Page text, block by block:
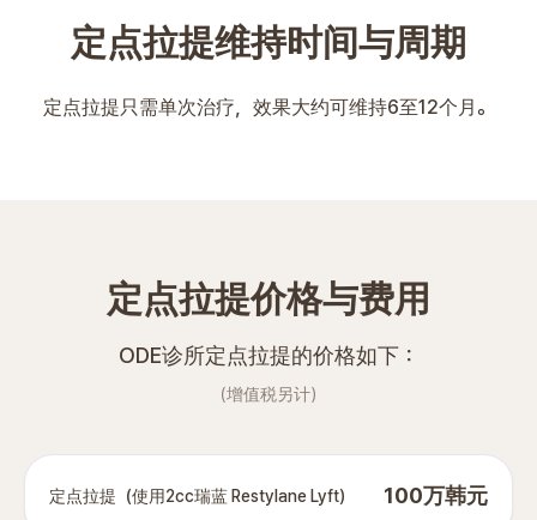
定点拉提维持时间与周期
定点拉提只需单次治疗，效果大约可维持6至12个月。
定点拉提价格与费用
ODE诊所定点拉提的价格如下：
（增值税另计）
定点拉提（使用2cc瑞蓝 Restylane Lyft） 100万韩元